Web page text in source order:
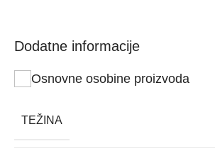
Dodatne informacije
Osnovne osobine proizvoda
TEŽINA